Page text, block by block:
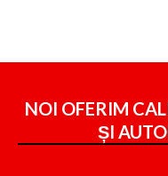
NOI OFERIM
ȘI